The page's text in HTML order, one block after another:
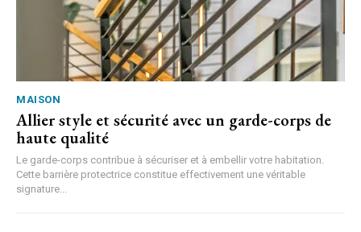
MAISON
Allier style et sécurité avec un garde-corps de
haute qualité
Le garde-corps contribue à sécuriser et à embellir votre habitation.
Cette barrière protectrice constitue effectivement une véritable
signature...